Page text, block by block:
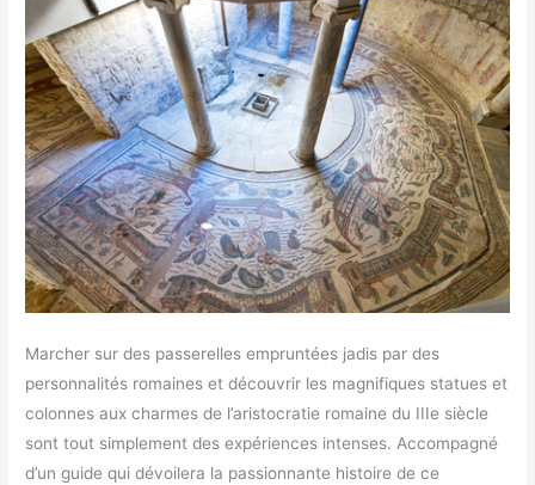
Marcher sur des passerelles empruntées jadis par des
personnalités romaines et découvrir les magnifiques statues et
colonnes aux charmes de l’aristocratie romaine du IIIe siècle
sont tout simplement des expériences intenses. Accompagné
d’un guide qui dévoilera la passionnante histoire de ce